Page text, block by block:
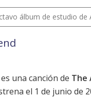
álbum de estudio de
es una canción de The
el 1 de junio de